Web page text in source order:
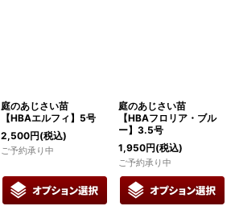
庭のあじさい苗
【HBAエルフィ】5号
2,500円(税込)
ご予約承り中
庭のあじさい苗
【HBAフロリア・ブル
ー】3.5号
1,950円(税込)
ご予約承り中